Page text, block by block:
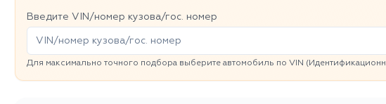
Введите VIN/номер кузова/гос. номер
Для максимально точного подбора выберите автомобиль по VIN